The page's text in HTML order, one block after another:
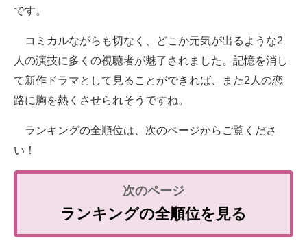
です。
コミカルながらも切なく、どこか元気が出るような2
人の演技に多くの視聴者が魅了されました。記憶を消し
て新作ドラマとして見ることができれば、また2人の恋
路に胸を熱くさせられそうですね。
ランキングの全順位は、次のページからご覧くださ
い！
ランキングの全順位を見る